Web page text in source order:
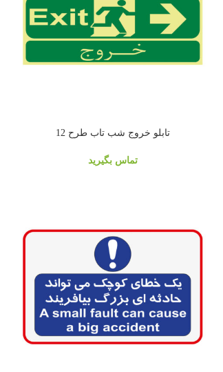
تابلو خروج شب تاب طرح 12
تماس بگیرید